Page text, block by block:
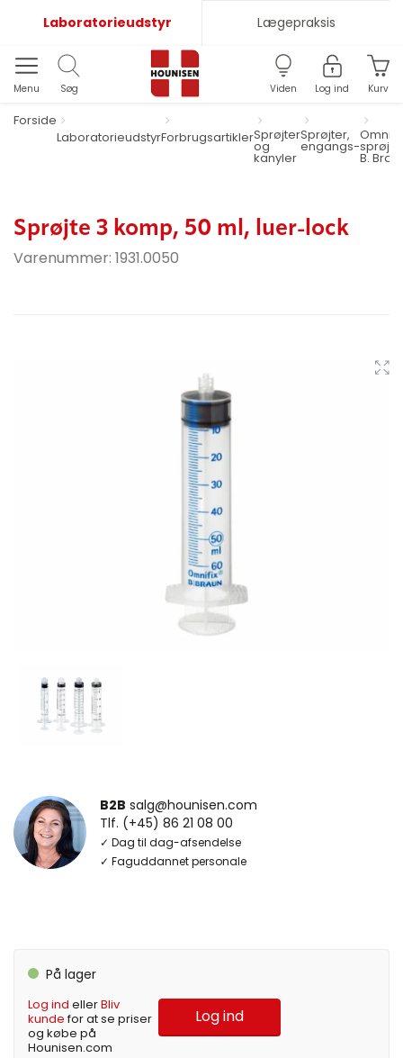
Laboratorieudstyr Lægepraksis
Menu Søg Viden Log ind Kurv
Forside
LaboratorieudstyrForbrugsartiklerSprøjter
og
kanyler
Sprøjter,
engangs-
B.
Sprøjte 3 komp, 50 ml, luer-lock
Varenummer: 1931.0050
B2B salg@hounisen.com
Tlf. (+45) 86 21 08 00
✓ Dag til dag-afsendelse
✓ Faguddannet personale
På lager
Log ind ellerBliv
kundefor at se priser
og købe på
Hounisen.com
Log ind